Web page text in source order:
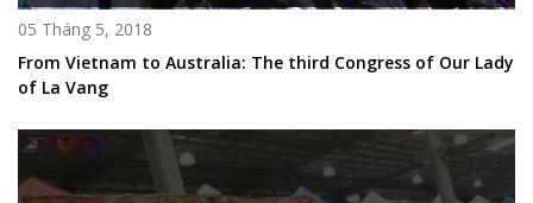
05 Tháng 5, 2018
From Vietnam to Australia: The third Congress of Our Lady
of La Vang